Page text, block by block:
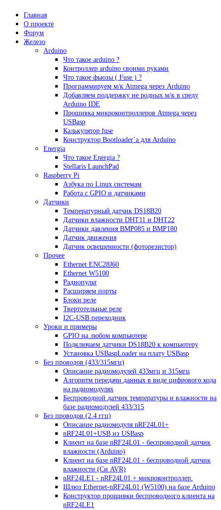
Главная
О проекте
Форум
Железо
Arduino
Что такое аrduino ?
Контроллер arduino своими руками
Что такое фьюзы ( Fuse ) ?
Программируем м/к Atmega через Arduino
Добавляем поддержку не родных м/к в среду
Arduino IDE
Прошивка микроконтроллеров Atmega через
USBasp
Калькулятор fuse
Конструктор Bootloader`а для Arduino
Energia
Что такое Energia ?
Stellaris LaunchPad
Raspberry Pi
Азбука по Linux системам
Работа с GPIO и датчиками
Датчики
Температурный датчик DS18B20
Датчики влажности DHT11 и DHT22
Датчики давления BMP085 и BMP180
Датчик движения
Датчик освещенности (фоторезистор)
Прочее
Ethernet ENC28J60
Ethernet W5100
Радиопульт
Расширяем порты
Блоки реле
Твертотельные реле
I2C-USB переходник
Уроки и примеры
GPIO на любом компьютере
Подключаем датчики DS18B20 к компьютеру
Установка USBaspLoader на плату USBasp
Без проводов (433/315мгц)
Описание радиомодулей 433мгц и 315мгц
Алгоритм передачи данных в виде цифрового кода
на радиомодулях
Беспроводной датчик температуры и влажности на
базе радиомодулей 433/315
Без проводов (2.4 ггц)
Описание радиомодуля nRF24L01+
nRF24L01+USB из USBasp
Клиент на базе nRF24L01 - беспроводной датчик
влажности (Arduino)
Клиент на базе nRF24L01 - беспроводной датчик
влажности (Си AVR)
nRF24LE1 - nRF24L01 + микроконтроллер.
Шлюз Ethernet-nRF24L01 (W5100) на базе Arduino
Конструктор прошивки беспроводного клиента на
nRF24LE1